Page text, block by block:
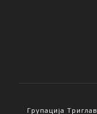
Групација Триглав